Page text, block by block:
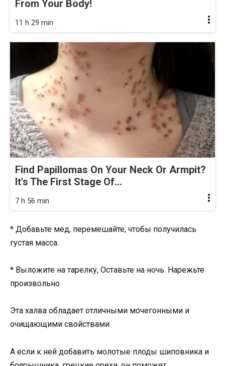
From Your Body!
11 h 29 min
Find Papillomas On Your Neck Or Armpit?
It's The First Stage Of...
7 h 56 min
* Добавьте мед, перемешайте, чтобы получилась
густая масса.
* Выложите на тарелку, Оставьте на ночь. Нарежьте
произвольно.
Эта халва обладает отличными мочегонными и
очищающими свойствами.
А если к ней добавить молотые плоды шиповника и